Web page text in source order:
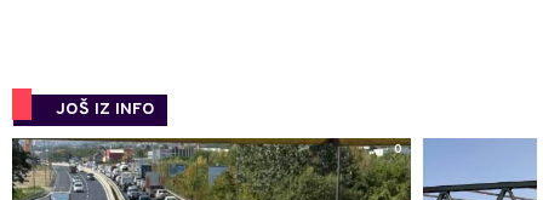
JOŠ IZ INFO
0